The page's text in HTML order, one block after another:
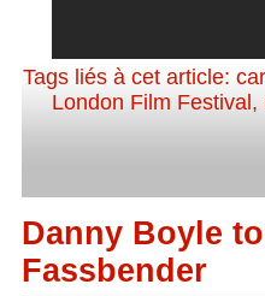
Tags liés à cet article:
London Film Festival ,
Danny Boyle
Fassbender